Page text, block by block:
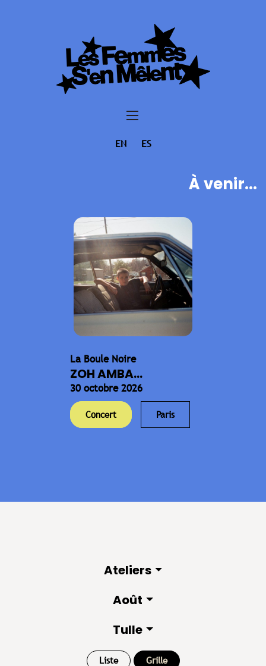
EN ES
À venir...
La Boule Noire
ZOH AMBA...
30 octobre 2026
Concert Paris
Ateliers
Août
Tulle
Liste Grille